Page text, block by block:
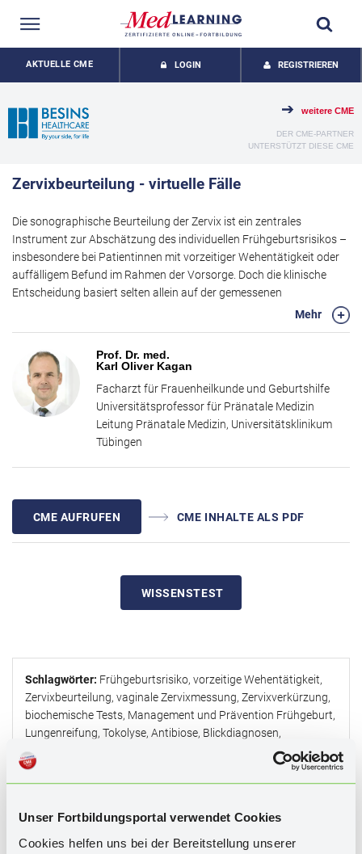
Unser Fortbildungsportal verwendet Cookies
Cookies helfen uns bei der Bereitstellung unserer
AKTUELLE CME LOGIN REGISTRIEREN
weitere CME
DER CME-PARTNER
UNTERSTÜTZT DIESE CME
Zervixbeurteilung - virtuelle Fälle
Die sonographische Beurteilung der Zervix ist ein zentrales
Instrument zur Abschätzung des individuellen Frühgeburtsrisikos –
insbesondere bei Patientinnen mit vorzeitiger Wehentätigkeit oder
auffälligem Befund im Rahmen der Vorsorge. Doch die klinische
Entscheidung basiert selten allein auf der gemessenen
Millimeterzahl, sondern erfordert die differenzierte Einordnung des
Fallbeispiele die praxisnahe Interpretation der
Zervixlängenmessung. Anhand typischer klinischer Szenarien
werden Detektionsraten, sinnvolle Schwellenwerte und das
Management in Abhängigkeit von Zervixlänge, Zusatzbefunden (z.
B. Trichterbildung, Sludge, Amnionabhebung oder „Sliding Sign“)
sowie biochemischen Markern diskutiert. Zudem wird aufgezeigt,
welche therapeutischen Konsequenzen sich daraus ableiten – von
auf unnötige Interventionen.
Stärken Sie Ihre diagnostische Sicherheit und schärfen Sie Ihren
Blick für die leitliniengerechte, evidenzbasierte
Mehr
Prof. Dr. med.
Karl Oliver Kagan
Facharzt für Frauenheilkunde und Geburtshilfe
Universitätsprofessor für Pränatale Medizin
Leitung Pränatale Medizin, Universitätsklinikum
Tübingen
CME AUFRUFEN CME INHALTE ALS PDF
WISSENSTEST
Schlagwörter: Frühgeburtsrisiko, vorzeitige Wehentätigkeit,
Zervixbeurteilung, vaginale Zervixmessung, Zervixverkürzung,
biochemische Tests, Management und Prävention Frühgeburt,
Lungenreifung, Tokolyse, Antibiose, Blickdiagnosen,
Kasuistiken.
Weitere CME der SerieZervixmessung: